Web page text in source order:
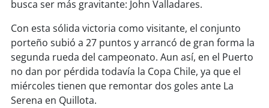
soyvaldivia
soyosorno
soypuertomontt
busca ser más gravitante: John Valladares.
Con esta sólida victoria como visitante, el conjunto
porteño subió a 27 puntos y arrancó de gran forma la
segunda rueda del campeonato. Aun así, en el Puerto
no dan por pérdida todavía la Copa Chile, ya que el
miércoles tienen que remontar dos goles ante La
Serena en Quillota.